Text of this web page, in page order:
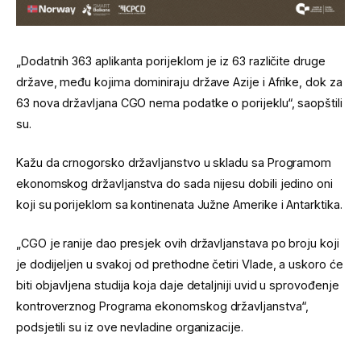
„Dodatnih 363 aplikanta porijeklom je iz 63 različite druge
države, među kojima dominiraju države Azije i Afrike, dok za
63 nova državljana CGO nema podatke o porijeklu“, saopštili
su.
Kažu da crnogorsko državljanstvo u skladu sa Programom
ekonomskog državljanstva do sada nijesu dobili jedino oni
koji su porijeklom sa kontinenata Južne Amerike i Antarktika.
„CGO je ranije dao presjek ovih državljanstava po broju koji
je dodijeljen u svakoj od prethodne četiri Vlade, a uskoro će
biti objavljena studija koja daje detaljniji uvid u sprovođenje
kontroverznog Programa ekonomskog državljanstva“,
podsjetili su iz ove nevladine organizacije.